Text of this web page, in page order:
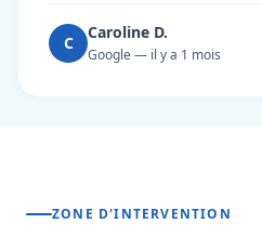
C
Caroline D.
Google — il y a 1 mois
ZONE D'INTERVENTION